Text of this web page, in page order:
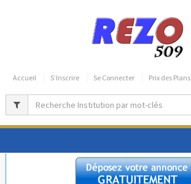
Accueil S’Inscrire Se Connecter Prix des Plans